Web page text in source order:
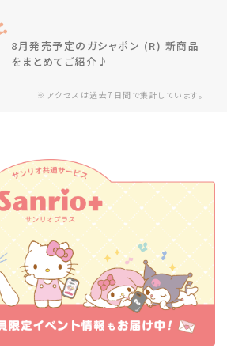
※アクセスは過去7日間で集計しています。
8月発売予定のガシャポン (R) 新商品
をまとめてご紹介♪